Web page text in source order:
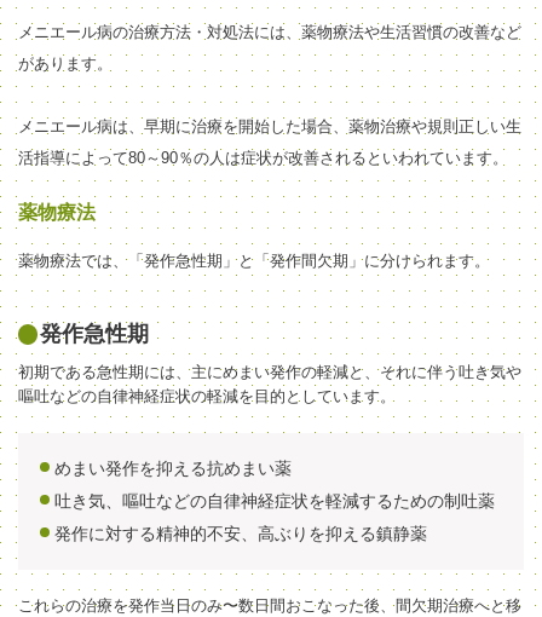
メニエール病の治療方法・対処法には、薬物療法や生活習慣の改善など
があります。
メニエール病は、早期に治療を開始した場合、薬物治療や規則正しい生
活指導によって80～90％の人は症状が改善されるといわれています。
薬物療法
薬物療法では、「発作急性期」と「発作間欠期」に分けられます。
発作急性期
初期である急性期には、主にめまい発作の軽減と、それに伴う吐き気や
嘔吐などの自律神経症状の軽減を目的としています。
めまい発作を抑える抗めまい薬
吐き気、嘔吐などの自律神経症状を軽減するための制吐薬
発作に対する精神的不安、高ぶりを抑える鎮静薬
これらの治療を発作当日のみ〜数日間おこなった後、間欠期治療へと移